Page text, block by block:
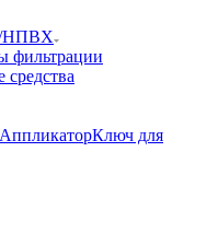
НПВХ
фильтрации
АппликаторКлюч для